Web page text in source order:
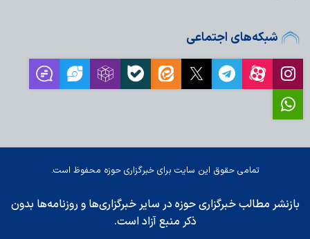
شبکه‌های اجتماعی
تمامی حقوق این سایت برای خبرگزاری حوزه محفوظ است.
بازنشر مطالب خبرگزاری حوزه در سایر خبرگزاری‌ها و روزنامه‌ها بدون
ذکر منبع آزاد است.